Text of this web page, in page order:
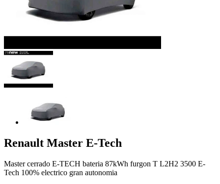
Renault Master E-Tech
Master cerrado E-TECH bateria 87kWh furgon T L2H2 3500 E-
Tech 100% electrico gran autonomia